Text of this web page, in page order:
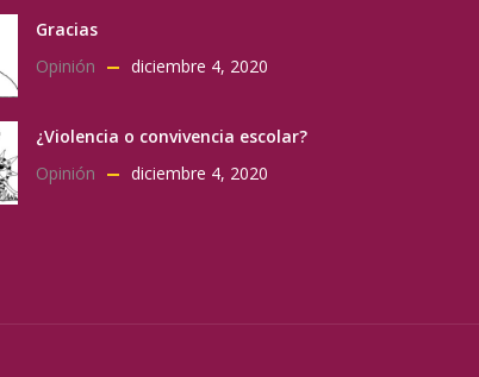
Gracias
Opinión
diciembre 4, 2020
¿Violencia o convivencia escolar?
Opinión
diciembre 4, 2020